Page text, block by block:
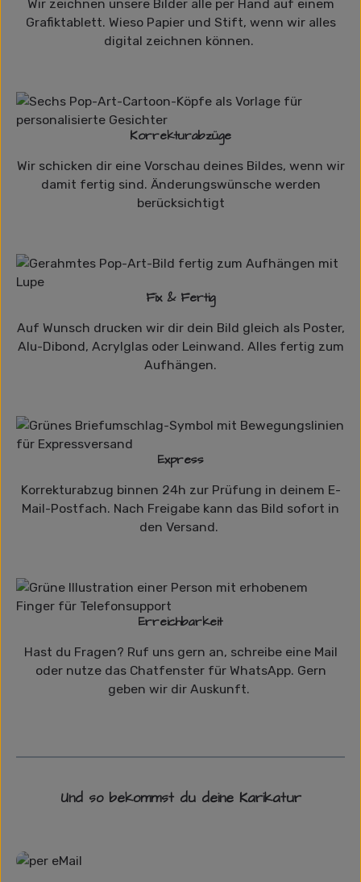
Wir zeichnen unsere Bilder alle per Hand auf einem
Grafiktablett. Wieso Papier und Stift, wenn wir alles
digital zeichnen können.
Korrekturabzüge
Wir schicken dir eine Vorschau deines Bildes, wenn wir
damit fertig sind. Änderungswünsche werden
berücksichtigt
Fix & Fertig
Auf Wunsch drucken wir dir dein Bild gleich als Poster,
Alu-Dibond, Acrylglas oder Leinwand. Alles fertig zum
Aufhängen.
Express
Korrekturabzug binnen 24h zur Prüfung in deinem E-
Mail-Postfach. Nach Freigabe kann das Bild sofort in
den Versand.
Erreichbarkeit
Hast du Fragen? Ruf uns gern an, schreibe eine Mail
oder nutze das Chatfenster für WhatsApp. Gern
geben wir dir Auskunft.
Und so bekommst du deine Karikatur